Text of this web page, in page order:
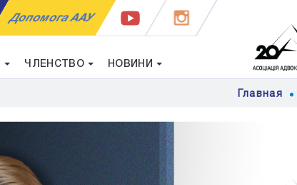
Допомога ААУ
ЧЛЕНСТВО НОВИНИ
Главная